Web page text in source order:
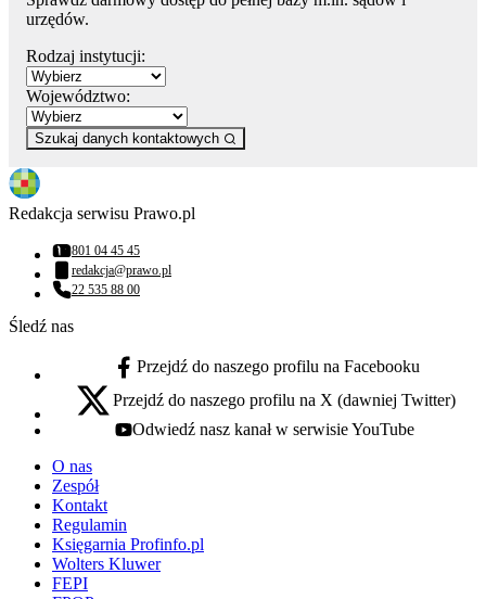
urzędów.
Rodzaj instytucji:
Województwo:
Szukaj danych kontaktowych
Redakcja serwisu Prawo.pl
Numer telefonu:
801 04 45 45
Adres email:
redakcja@prawo.pl
Numer telefonu:
22 535 88 00
Śledź nas
facebook - otwiera się w nowej karcie
Przejdź do naszego profilu na Facebooku
x - otwiera się w nowej karcie
Przejdź do naszego profilu na X (dawniej Twitter)
youtube - otwiera się w nowej karcie
Odwiedź nasz kanał w serwisie YouTube
O nas
Zespół
Kontakt
Regulamin
Księgarnia Profinfo.pl
Wolters Kluwer
FEPI